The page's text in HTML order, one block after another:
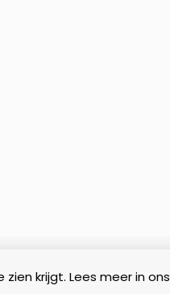
krijgt. Lees meer in ons